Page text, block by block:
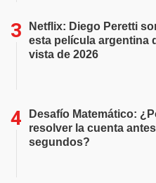
Netflix: Diego Peretti
esta película argentina
vista de 2026
Desafío Matemático:
resolver la cuenta
segundos?